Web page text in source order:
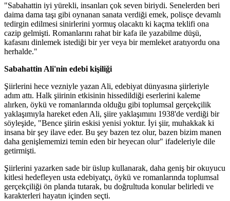
"Sabahattin iyi yürekli, insanları çok seven biriydi. Senelerden beri
daima dama taşı gibi oynanan sanata verdiği emek, polisçe devamlı
tedirgin edilmesi sinirlerini yormuş olacaktı ki kaçma teklifi ona
cazip gelmişti. Romanlarını rahat bir kafa ile yazabilme düşü,
kafasını dinlemek istediği bir yer veya bir memleket aratıyordu ona
herhalde."
Sabahattin Ali'nin edebi kişiliği
Şiirlerini hece vezniyle yazan Ali, edebiyat dünyasına şiirleriyle
adım attı. Halk şiirinin etkisinin hissedildiği eserlerini kaleme
alırken, öykü ve romanlarında olduğu gibi toplumsal gerçekçilik
yaklaşımıyla hareket eden Ali, şiire yaklaşımını 1938'de verdiği bir
söyleşide, "Bence şiirin eskisi yenisi yoktur. İyi şiir, muhakkak ki
insana bir şey ilave eder. Bu şey bazen tez olur, bazen bizim manen
daha genişlememizi temin eden bir heyecan olur" ifadeleriyle dile
getirmişti.
Şiirlerini yazarken sade bir üslup kullanarak, daha geniş bir okuyucu
kitlesi hedefleyen usta edebiyatçı, öykü ve romanlarında toplumsal
gerçekçiliği ön planda tutarak, bu doğrultuda konular belirledi ve
karakterleri hayatın içinden seçti.